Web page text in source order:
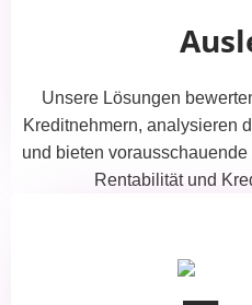
Unsere Lösungen
Kreditnehmern, analysieren
und bieten
Rentabilität und